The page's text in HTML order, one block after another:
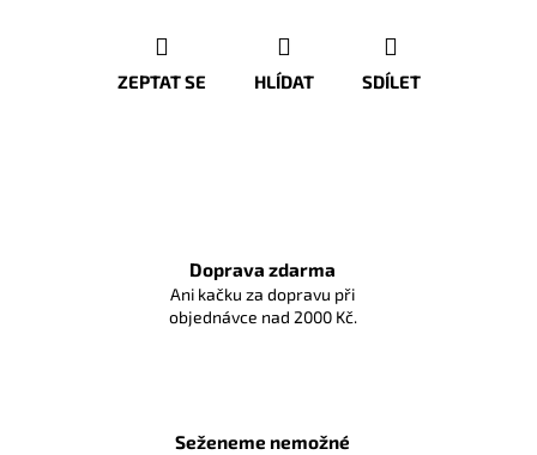
ZEPTAT SE HLÍDAT SDÍLET
Doprava zdarma
Ani kačku za dopravu při
objednávce nad 2000 Kč.
Seženeme nemožné